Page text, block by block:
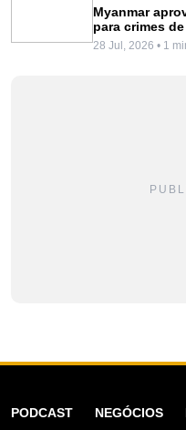
Myanmar
para crimes
28 Jul, 2026 • 1
PODCAST NEGÓCIOS